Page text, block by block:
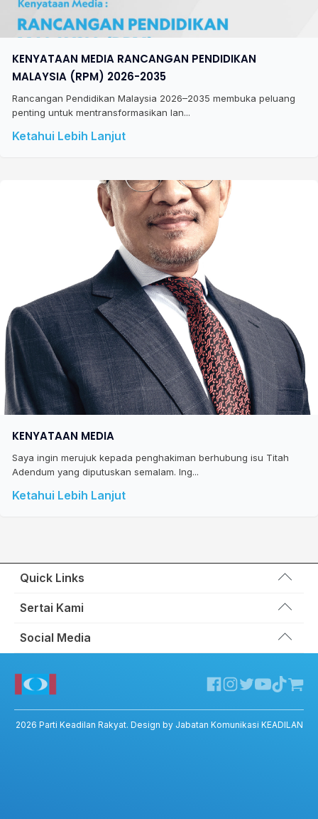
KENYATAAN MEDIA RANCANGAN PENDIDIKAN
MALAYSIA (RPM) 2026-2035
Rancangan Pendidikan Malaysia 2026–2035 membuka peluang
penting untuk mentransformasikan lan...
Ketahui Lebih Lanjut
KENYATAAN MEDIA
Saya ingin merujuk kepada penghakiman berhubung isu Titah
Adendum yang diputuskan semalam. Ing...
Ketahui Lebih Lanjut
Quick Links
Wakil Rakyat
Hubungi Kami
Sumbangan
Sertai Kami
Portal Anggota KEADILAN
Social Media
Twitter KEADILAN
Channel Telegram KEADILAN
Kedai KEADILAN
ADIL – Privacy Policy
2026 Parti Keadilan Rakyat. Design by Jabatan Komunikasi KEADILAN